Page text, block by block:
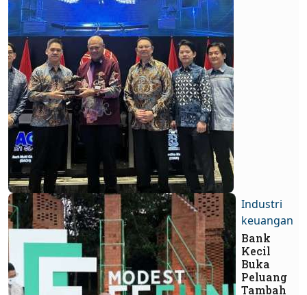
Industri
keuangan
Bank
Kecil
Buka
Peluang
Tambah